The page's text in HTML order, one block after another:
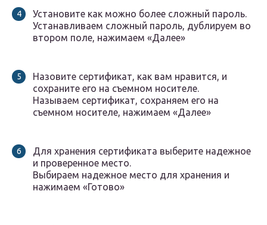
Установите как можно более сложный пароль.
Устанавливаем сложный пароль, дублируем во
втором поле, нажимаем «Далее»
Назовите сертификат, как вам нравится, и
сохраните его на съемном носителе.
Называем сертификат, сохраняем его на
съемном носителе, нажимаем «Далее»
Для хранения сертификата выберите надежное
и проверенное место.
Выбираем надежное место для хранения и
нажимаем «Готово»